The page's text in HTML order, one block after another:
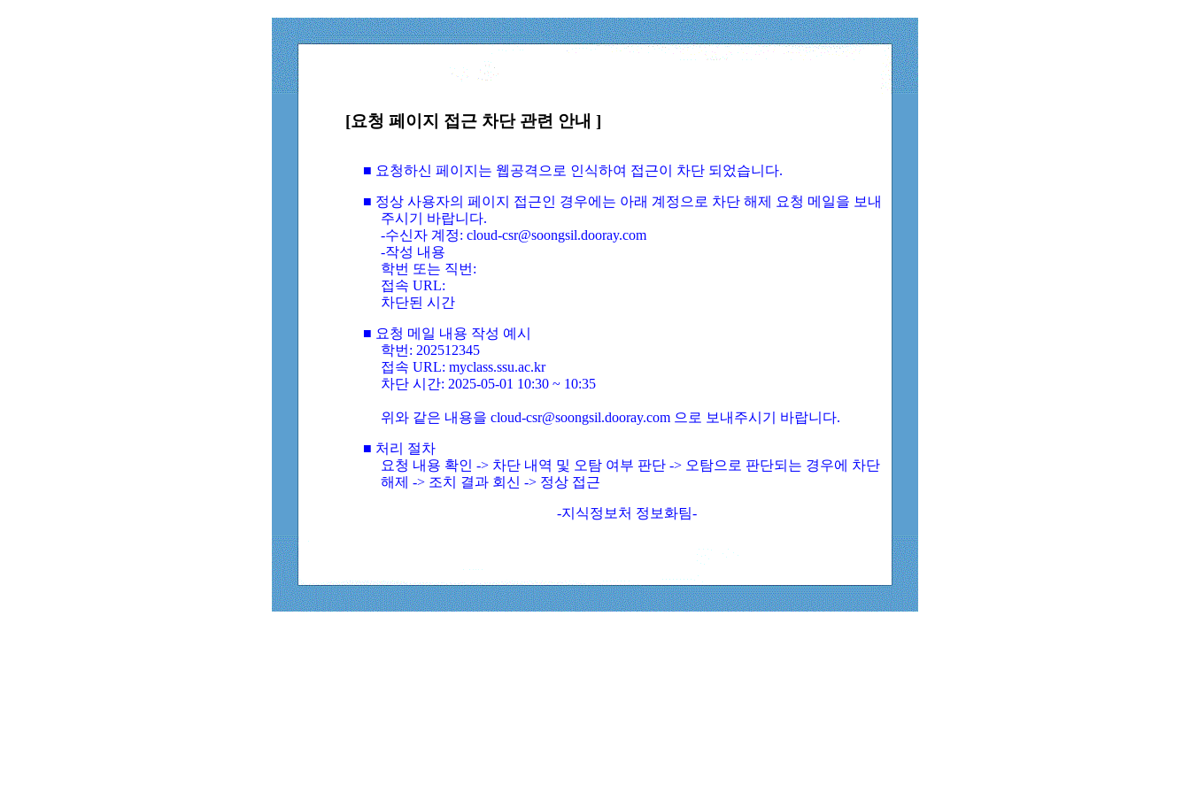
[요청 페이지 접근 차단 관련 안내 ]
■ 요청하신 페이지는 웹공격으로 인식하여 접근이 차단 되었습니다.
■ 정상 사용자의 페이지 접근인 경우에는 아래 계정으로 차단 해제 요청 메일을 보내
주시기 바랍니다.
-수신자 계정: cloud-csr@soongsil.dooray.com
-작성 내용
학번 또는 직번:
접속 URL:
차단된 시간
■ 요청 메일 내용 작성 예시
학번: 202512345
접속 URL: myclass.ssu.ac.kr
차단 시간: 2025-05-01 10:30 ~ 10:35
위와 같은 내용을 cloud-csr@soongsil.dooray.com 으로 보내주시기 바랍니다.
■ 처리 절차
요청 내용 확인 -> 차단 내역 및 오탐 여부 판단 -> 오탐으로 판단되는 경우에 차단
해제 -> 조치 결과 회신 -> 정상 접근
-지식정보처 정보화팀-